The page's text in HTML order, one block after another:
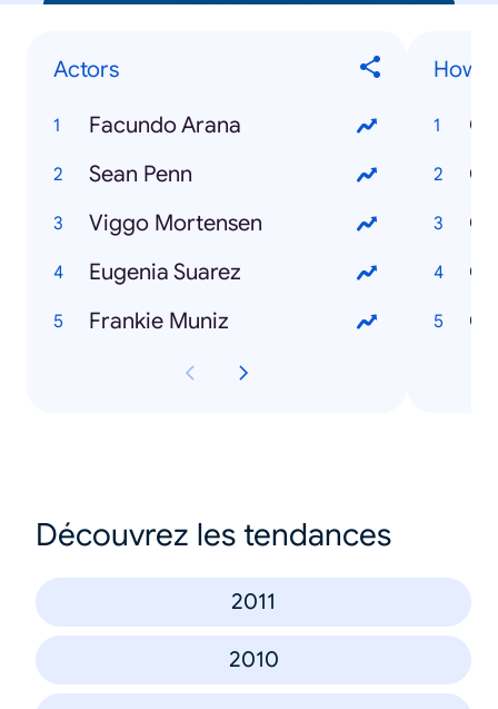
Actors
Facundo Arana
Sean Penn
Viggo Mortensen
Eugenia Suarez
Frankie Muniz
How
Découvrez les tendances
2011
2010